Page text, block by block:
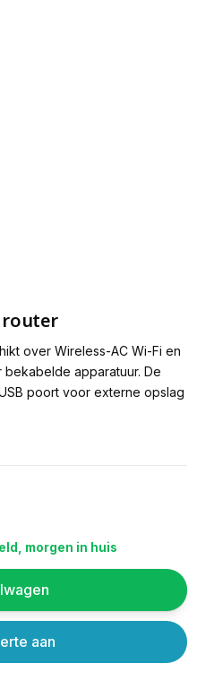
router
over Wireless-AC Wi-Fi en
apparatuur. De
poort voor externe opslag
morgen in huis
aan